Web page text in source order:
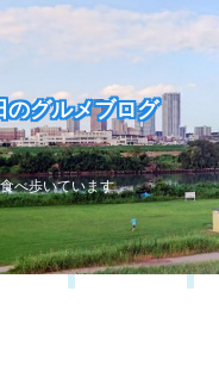
グルメブログ
べ歩いています